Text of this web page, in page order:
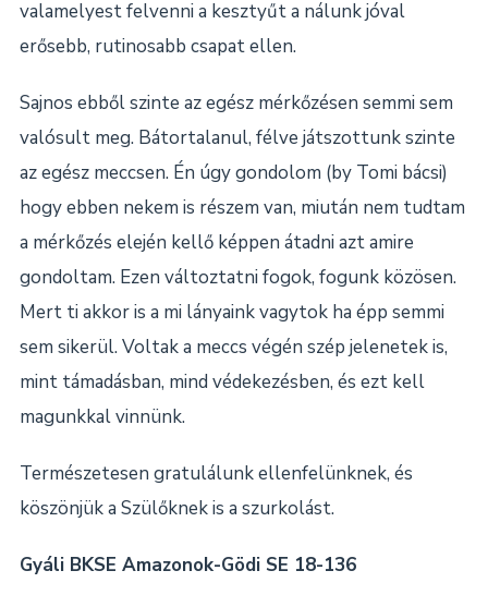
valamelyest felvenni a kesztyűt a nálunk jóval
erősebb, rutinosabb csapat ellen.
Sajnos ebből szinte az egész mérkőzésen semmi sem
valósult meg. Bátortalanul, félve játszottunk szinte
az egész meccsen. Én úgy gondolom (by Tomi bácsi)
hogy ebben nekem is részem van, miután nem tudtam
a mérkőzés elején kellő képpen átadni azt amire
gondoltam. Ezen változtatni fogok, fogunk közösen.
Mert ti akkor is a mi lányaink vagytok ha épp semmi
sem sikerül. Voltak a meccs végén szép jelenetek is,
mint támadásban, mind védekezésben, és ezt kell
magunkkal vinnünk.
Természetesen gratulálunk ellenfelünknek, és
köszönjük a Szülőknek is a szurkolást.
Gyáli BKSE Amazonok-Gödi SE 18-136